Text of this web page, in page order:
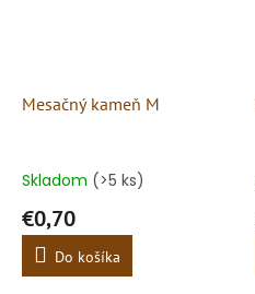
Mesačný kameň M
Skladom (>5 ks)
€0,70
Do košíka